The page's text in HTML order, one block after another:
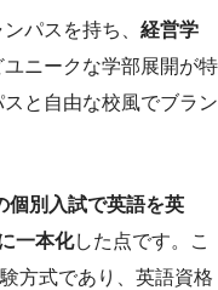
パスを持ち、 経営学
ユニークな学部展開が特
と自由な校風でブラン
個別入試で英語を英
一本化した点です。こ
方式であり、英語資格